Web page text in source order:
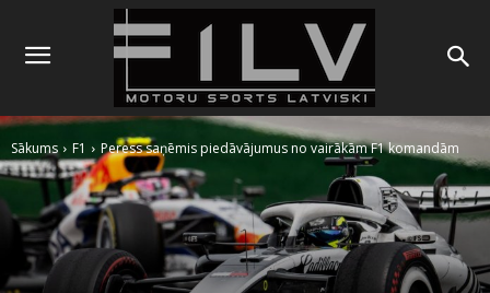
Sākums F1 Peress saņēmis piedāvājumus no vairākām F1 komandām